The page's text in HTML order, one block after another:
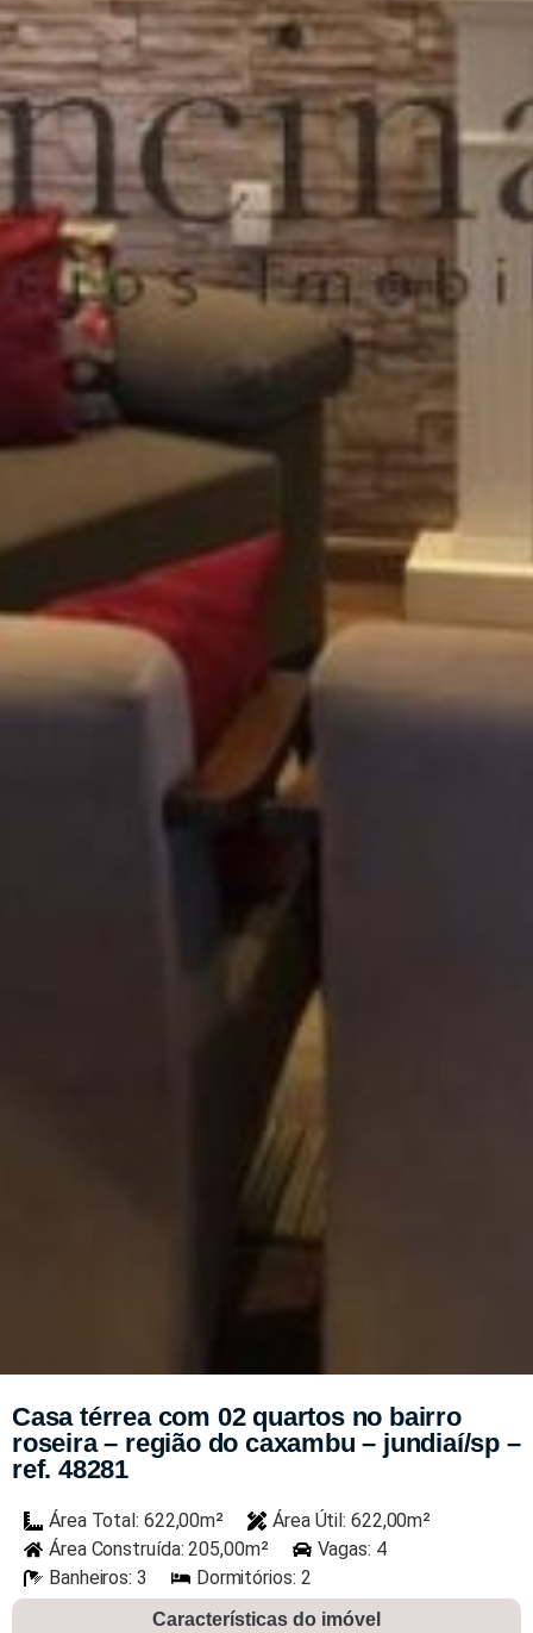
Casa térrea com 02 quartos no bairro
roseira – região do caxambu – jundiaí/sp –
ref. 48281
Área Total: 622,00m²
Área Útil: 622,00m²
Área Construída: 205,00m²
Vagas: 4
Banheiros: 3
Dormitórios: 2
Características do imóvel